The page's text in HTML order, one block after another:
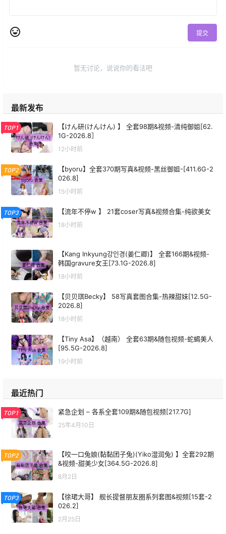
提交
暂无讨论，说说你的看法吧
最新发布
TOP1
【けん研(けんけん) 】 全套98期&视频-清纯御姐[62.
1G-2026.8］
12小时前
TOP2
【byoru】全套370期写真&视频-黑丝御姐-[411.6G-2
026.8]
15小时前
TOP3 【流年不停w 】 21套coser写真&视频合集-纯欲美女
18小时前
【Kang Inkyung강인경(姜仁卿)】 全套166期&视频-
韩国gravure女王[73.1G-2026.8]
18小时前
【贝贝琪Becky】 58写真套图合集-热辣甜妹[12.5G-
2026.8]
18小时前
【Tiny Asa】（越南） 全套63期&随包视频-蛇蝎美人
[95.5G-2026.8]
19小时前
最近热门
TOP1 紧急企划 – 各系全套109期&随包视频[217.7G]
25年4月10日
TOP2
【咬一口兔娘(黏黏团子兔)(Yiko湿润兔) 】全套292期
&视频-甜美少女[364.5G-2026.8]
8月2日
TOP3
【徐珺大哥】 舰长提督朋友圈系列套图&视频[15套-2
026.2]
2月25日